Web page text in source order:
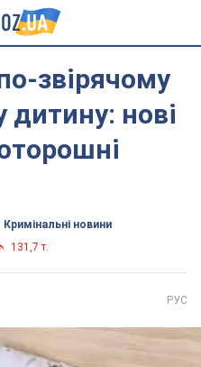
звірячому
дитину: нові
Кримінальні новини
131,7 т.
РУС